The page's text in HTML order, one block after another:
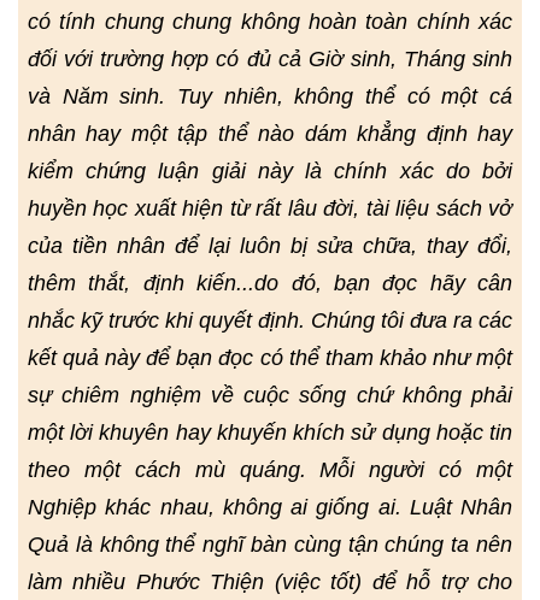
có tính chung chung không hoàn toàn chính xác
đối với trường hợp có đủ cả Giờ sinh, Tháng sinh
và Năm sinh. Tuy nhiên, không thể có một cá
nhân hay một tập thể nào dám khẳng định hay
kiểm chứng luận giải này là chính xác do bởi
huyền học xuất hiện từ rất lâu đời, tài liệu sách vở
của tiền nhân để lại luôn bị sửa chữa, thay đổi,
thêm thắt, định kiến...do đó, bạn đọc hãy cân
nhắc kỹ trước khi quyết định. Chúng tôi đưa ra các
kết quả này để bạn đọc có thể tham khảo như một
sự chiêm nghiệm về cuộc sống chứ không phải
một lời khuyên hay khuyến khích sử dụng hoặc tin
theo một cách mù quáng. Mỗi người có một
Nghiệp khác nhau, không ai giống ai. Luật Nhân
Quả là không thể nghĩ bàn cùng tận chúng ta nên
làm nhiều Phước Thiện (việc tốt) để hỗ trợ cho